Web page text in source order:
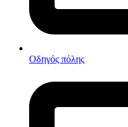
Οδηγός πόλης